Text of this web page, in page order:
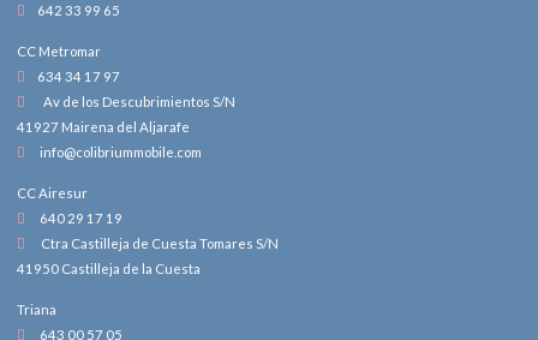
642 33 99 65
CC Metromar
634 34 17 97
Av de los Descubrimientos S/N
41927 Mairena del Aljarafe
info@colibriummobile.com
CC Airesur
640 29 17 19
Ctra Castilleja de Cuesta Tomares S/N
41950 Castilleja de la Cuesta
Triana
643 00 57 05